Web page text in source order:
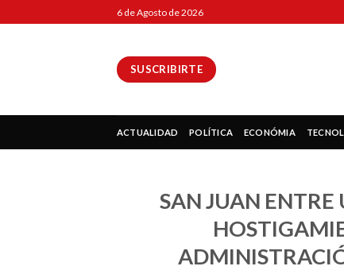
to
6 de Agosto de 2026
SUSCRIBIRTE
ACTUALIDAD POLÍTICA ECONÓMIA
SAN JUAN